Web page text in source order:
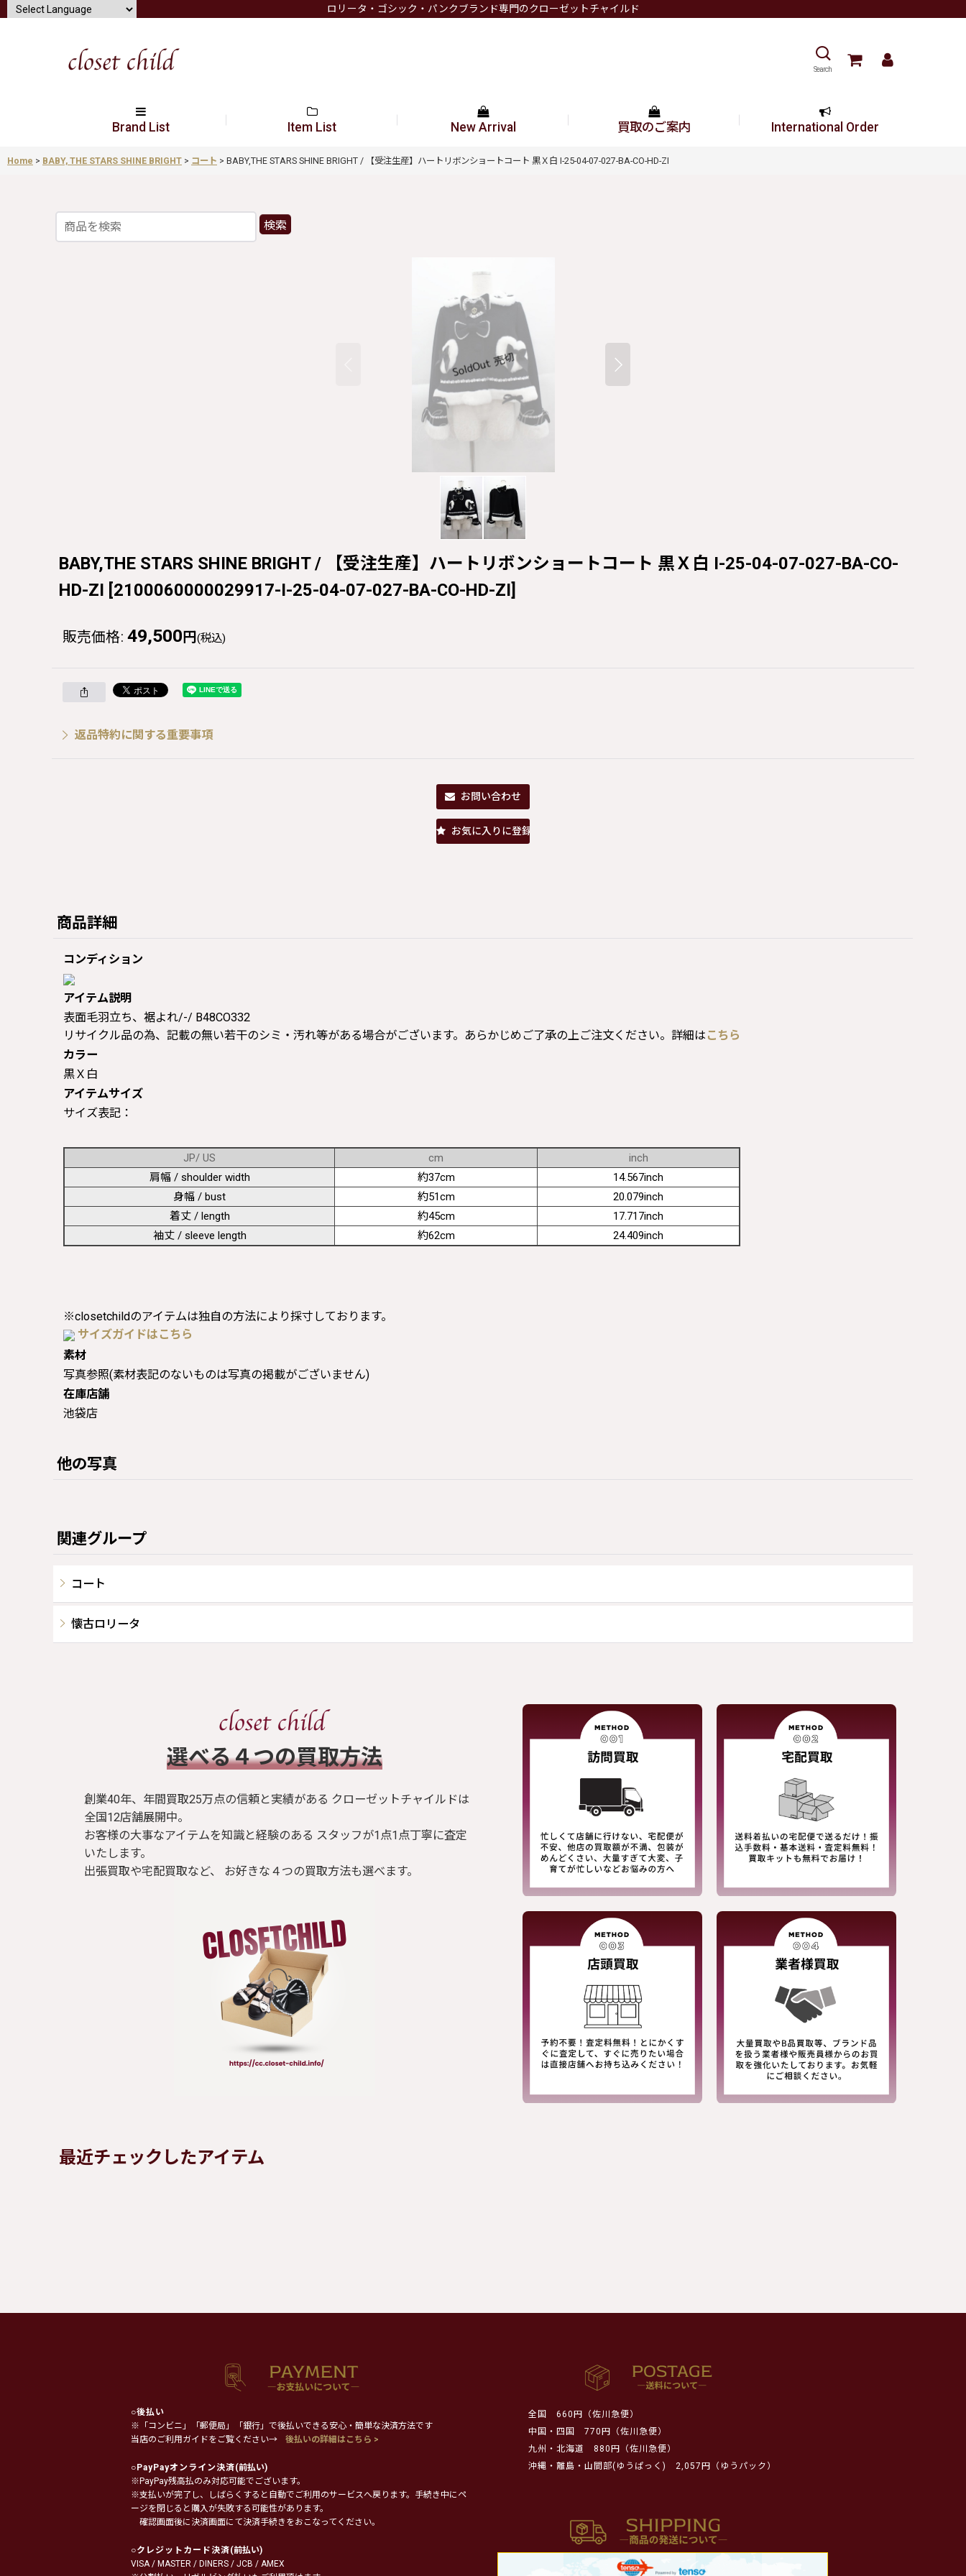
ロリータ・ゴシック・パンクブランド専門のクローゼットチャイルド
Search
Brand List Item List New Arrival 買取のご案内 International Order
Home > BABY, THE STARS SHINE BRIGHT > コート > BABY,THE STARS SHINE BRIGHT / 【受注生産】ハートリボンショートコート 黒Ｘ白 I-25-04-07-027-BA-CO-HD-ZI
検索
BABY,THE STARS SHINE BRIGHT / 【受注生産】ハートリボンショートコート 黒Ｘ白 I-25-04-07-027-BA-CO-
HD-ZI [2100060000029917-I-25-04-07-027-BA-CO-HD-ZI]
販売価格: 49,500 円 (税込)
返品特約に関する重要事項
お問い合わせ
お気に入りに登録
商品詳細
コンディション
アイテム説明
表面毛羽立ち、裾よれ/-/ B48CO332
リサイクル品の為、記載の無い若干のシミ・汚れ等がある場合がございます。あらかじめご了承の上ご注文ください。詳細は こちら
カラー
黒Ｘ白
アイテムサイズ
サイズ表記：
JP/ US cm
inch
肩幅 / shoulder width
約37cm
14.567inch
身幅 / bust
約51cm
20.079inch
着丈 / length
約45cm
17.717inch
袖丈 / sleeve length
約62cm 24.409inch
※closetchildのアイテムは独自の方法により採寸しております。
サイズガイドはこちら
素材
写真参照(素材表記のないものは写真の掲載がございません)
在庫店舗
池袋店
他の写真
関連グループ
コート
懐古ロリータ
​選べる４つの買取方法
創業40年、年間買取25万点の信頼と実績がある クローゼットチャイルドは
全国12店舗展開中。
お客様の大事なアイテムを知識と経験のある スタッフが1点1点丁寧に査定
いたします。
出張買取や宅配買取など、 お好きな４つの買取方法も選べます。
最近チェックしたアイテム
○後払い
※「コンビニ」「郵便局」「銀行」で後払いできる安心・簡単な決済方法です
当店のご利用ガイドをご覧ください→
後払いの詳細はこちら >
○PayPayオンライン決済(前払い)
※PayPay残高払のみ対応可能でございます。
※支払いが完了し、しばらくすると自動でご利用のサービスへ戻ります。手続き中にペ
ージを閉じると購入が失敗する可能性があります。
確認画面後に決済画面にて決済手続きをおこなってください。
○クレジットカード決済(前払い)
VISA / MASTER / DINERS / JCB / AMEX
全国
660円（佐川急便）
中国・四国
770円（佐川急便）
九州・北海道
880円（佐川急便）
沖縄・離島・山間部(ゆうぱっく)
2,057円（ゆうパック）